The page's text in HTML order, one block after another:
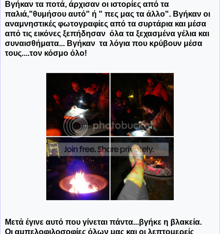
Βγήκαν τα ποτά, άρχισαν οι ιστορίες από τα
παλιά,"θυμήσου αυτό" ή " πες μας τα άλλο". Βγήκαν οι
αναμνηστικές φωτογραφίες από τα συρτάρια και μέσα
από τις εικόνες ξεπήδησαν όλα τα ξεχασμένα γέλια και
συναισθήματα... Βγήκαν τα λόγια που κρύβουν μέσα
τους....τον κόσμο όλο!
Μετά έγινε αυτό που γίνεται πάντα...βγήκε η βλακεία.
Οι αμπελοφιλοσοφίες όλων μας και οι λεπτομερείς